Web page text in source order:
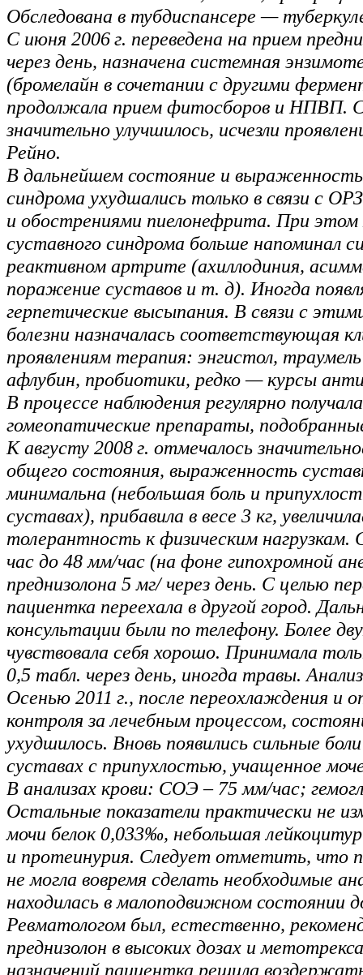
Обследована в тубдиспансере —
С июня 2006 г. переведена на прием
через день, назначена системная
(бромелайн в сочетании с другими
продолжала прием фитосборов и НПВП.
значительно улучшилось, исчезли
Рейно.
В дальнейшем состояние и
синдрома ухудшались только в связи с ОРЗ
и обострениями пиелонефрита. При этом
суставного синдрома больше напоминал
реактивном артрите (ахиллодиния,
поражение суставов и т. д). Иногда
герпетические высыпания. В связи с
болезни назначалась соответствующая
проявлениям терапия: энгистол,
афлубин, пробиотики, редко — курсы
В процессе наблюдения регулярно
гомеопатические препараты,
К августу 2008 г. отмечалось
общего состояния, выраженность
минимальна (небольшая боль и
суставах), прибавила в весе 3 кг,
толерантность к физическим
час до 48 мм/час (на фоне гипохромной
преднизолона 5 мг/ через день. С целью
пациентка переехала в другой город.
консультации были по телефону. Более
чувствовала себя хорошо. Принимала
0,5 табл. через день, иногда травы.
Осенью 2011 г., после переохлаждения и
контроля за лечебным процессом,
ухудшилось. Вновь появились сильные
суставах с припухлостью, учащенное
В анализах крови: СОЭ – 75 мм/час;
Остальные показатели практически не
мочи белок 0,033‰, небольшая
и протеинурия. Следует отметить, что
не могла вовремя сделать необходимые
находилась в малоподвижном состоянии
Ревматологом был, естественно,
преднизолон в высоких дозах и
назначений пациентка решила